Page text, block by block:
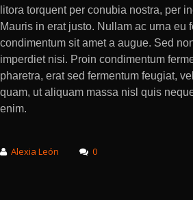
litora torquent per conubia nostra, per
Mauris in erat justo. Nullam ac urna eu
condimentum sit amet a augue. Sed
imperdiet nisi. Proin condimentum
pharetra, erat sed fermentum feugiat,
quam, ut aliquam massa nisl quis
enim.
Alexia León 0